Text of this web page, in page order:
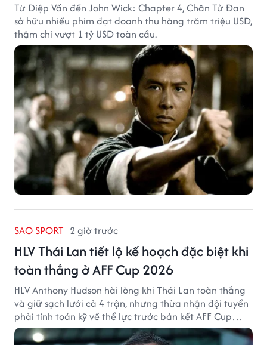
Từ Diệp Vấn đến John Wick: Chapter 4, Chân Tử Đan
sở hữu nhiều phim đạt doanh thu hàng trăm triệu USD,
thậm chí vượt 1 tỷ USD toàn cầu.
SAO SPORT 2 giờ trước
HLV Thái Lan tiết lộ kế hoạch đặc biệt khi
toàn thắng ở AFF Cup 2026
HLV Anthony Hudson hài lòng khi Thái Lan toàn thắng
và giữ sạch lưới cả 4 trận, nhưng thừa nhận đội tuyển
phải tính toán kỹ về thể lực trước bán kết AFF Cup
2026.